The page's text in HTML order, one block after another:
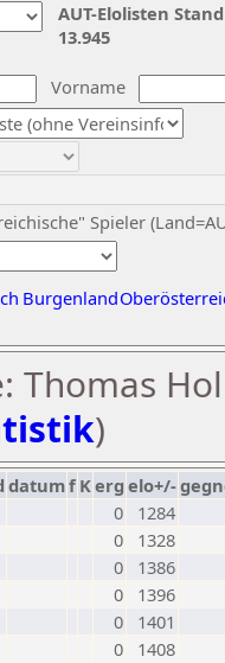
Vorname
Spieler
Burgenland
AUT-Elolisten
13.945
Thomas
)
datumf Kerg elo+/-
0
1284
0
1328
0
1386
0
1396
0
1401
0
1408